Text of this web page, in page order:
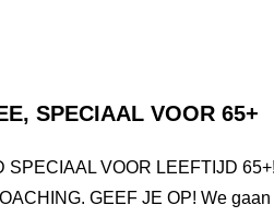
SPECIAAL VOOR 65+
SPECIAAL VOOR LEEFTIJD
GEEF JE OP! We